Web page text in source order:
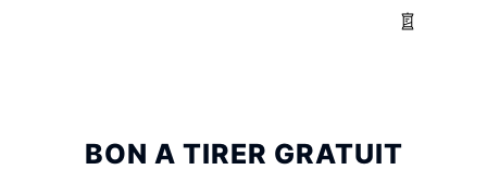
BON A TIRER GRATUIT